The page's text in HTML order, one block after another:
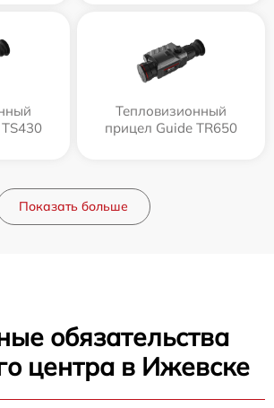
Тепловизионный
прицел Guide TR650
Показать больше
обязательства
центра в Ижевске